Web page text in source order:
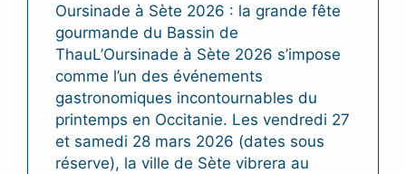
Oursinade à Sète 2026 : la grande fête
gourmande du Bassin de
ThauL’Oursinade à Sète 2026 s’impose
comme l’un des événements
gastronomiques incontournables du
printemps en Occitanie. Les vendredi 27
et samedi 28 mars 2026 (dates sous
réserve), la ville de Sète vibrera au